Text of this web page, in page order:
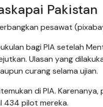
Pakistan
pesawat
bagi PIA setelah
Ulasan yang
curang selama ujian.
di PIA.
434 pilot mereka.